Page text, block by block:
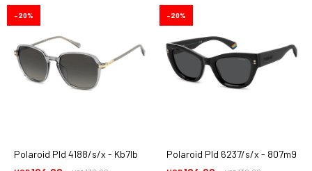
Polaroid Pld 4188/s/x - Kb7lb
20
Polaroid Pld 6237/s/x - 807m9
20